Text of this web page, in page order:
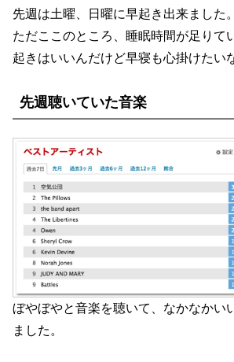
先週は土曜、日曜に早起き出来ました。
ただここのところ、睡眠時間が足りて
起きはいいんだけど早寝も心掛けたい
先週聴いていた音楽
ぼやぼやと音楽を聴いて、なかなかい
ました。